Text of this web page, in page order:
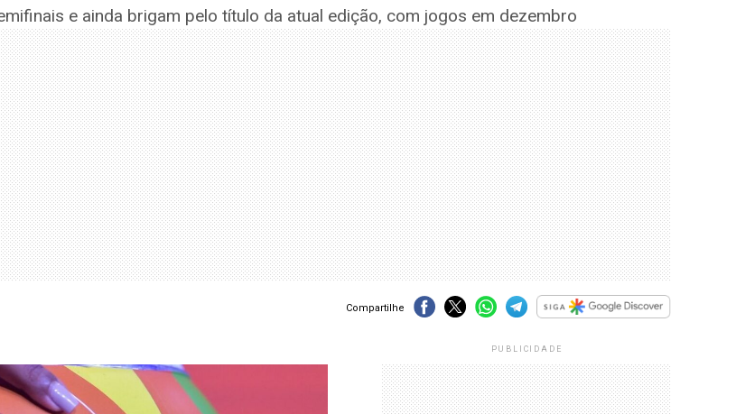
e ainda brigam pelo título da atual edição, com jogos em dezembro
Compartilhe
PUBLICIDADE